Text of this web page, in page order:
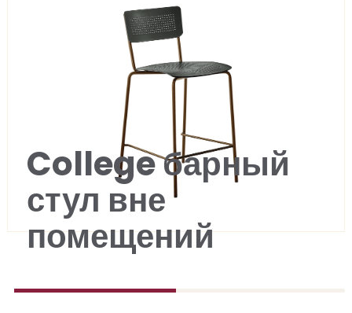
College барный
стул вне
помещений